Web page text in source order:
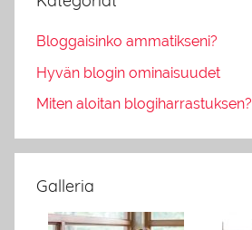
Bloggaisinko ammatikseni?
Hyvän blogin ominaisuudet
Miten aloitan blogiharrastuksen?
Galleria